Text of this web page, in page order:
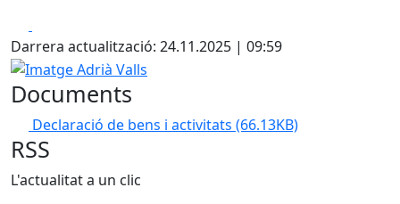
Darrera actualització: 24.11.2025 | 09:59
Imatge Adrià Valls
Documents
Declaració de bens i activitats (66.13KB)
RSS
L'actualitat a un clic